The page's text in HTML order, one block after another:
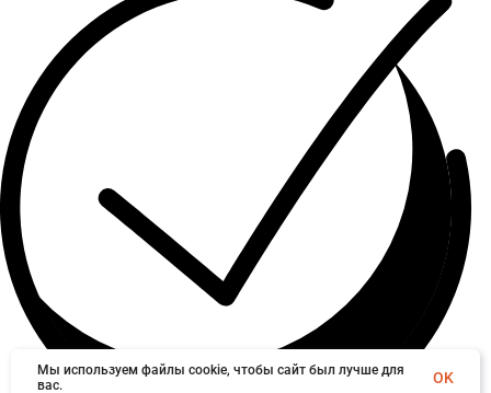
Мы используем файлы cookie, чтобы сайт был лучше для
вас.
OK